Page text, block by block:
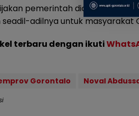
pemerintah diarahkan
adilnya untuk masyarakat
terbaru dengan ikuti
Gorontalo Noval